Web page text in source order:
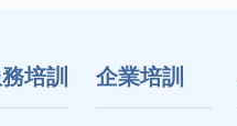
培訓 企業培訓